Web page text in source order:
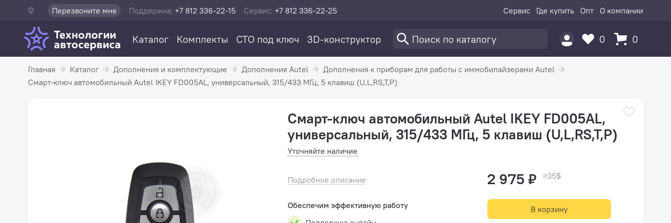
Перезвоните мне Поддержка: +7 812 336-22-15 Сервис: +7 812 336-22-25 Сервис Где купить Опт О компании
Каталог Комплекты СТО под ключ 3D-конструктор 0 0
Главная Каталог Дополнения и комплектующие Дополнения Autel
Дополнения к приборам для работы с иммобилайзерами Autel
Смарт-ключ автомобильный Autel IKEY FD005AL, универсальный, 315/433 МГц, 5 клавиш (U,L,RS,T,P)
Смарт-ключ автомобильный Autel IKEY FD005AL,
универсальный, 315/433 МГц, 5 клавиш (U,L,RS,T,P)
Уточняйте наличие
Подробное описание
Обеспечим эффективную работу
2 975 ₽ ≈35$
В корзину